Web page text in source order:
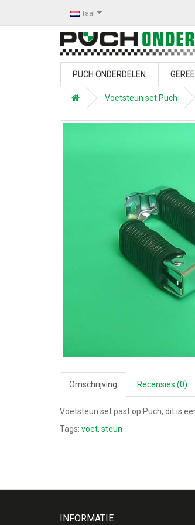
Taal
PUCH ONDERDELEN
Voetsteun set Puch
Omschrijving Recensies (0)
Voetsteun set past op Puch, dit is
Tags: voet, steun
INFORMATIE